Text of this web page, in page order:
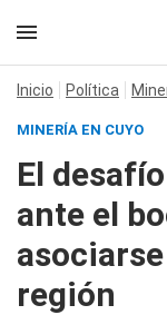
Inicio Política
MINERÍA EN CUYO
El
ante el
región